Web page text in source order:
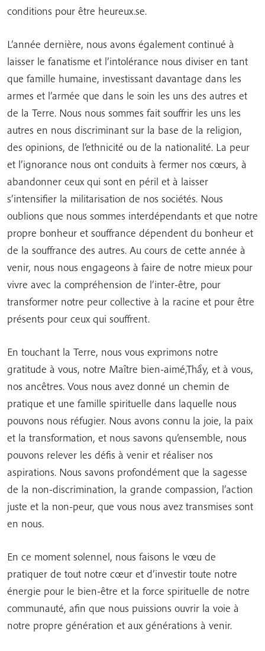
conditions pour être heureux.se.
L’année dernière, nous avons également continué à
laisser le fanatisme et l’intolérance nous diviser en tant
que famille humaine, investissant davantage dans les
armes et l’armée que dans le soin les uns des autres et
de la Terre. Nous nous sommes fait souffrir les uns les
autres en nous discriminant sur la base de la religion,
des opinions, de l’ethnicité ou de la nationalité. La peur
et l’ignorance nous ont conduits à fermer nos cœurs, à
abandonner ceux qui sont en péril et à laisser
s’intensifier la militarisation de nos sociétés. Nous
oublions que nous sommes interdépendants et que notre
propre bonheur et souffrance dépendent du bonheur et
de la souffrance des autres. Au cours de cette année à
venir, nous nous engageons à faire de notre mieux pour
vivre avec la compréhension de l’inter-être, pour
transformer notre peur collective à la racine et pour être
présents pour ceux qui souffrent.
En touchant la Terre, nous vous exprimons notre
gratitude à vous, notre Maître bien-aimé,Thầy, et à vous,
nos ancêtres. Vous nous avez donné un chemin de
pratique et une famille spirituelle dans laquelle nous
pouvons nous réfugier. Nous avons connu la joie, la paix
et la transformation, et nous savons qu’ensemble, nous
pouvons relever les défis à venir et réaliser nos
aspirations. Nous savons profondément que la sagesse
de la non-discrimination, la grande compassion, l’action
juste et la non-peur, que vous nous avez transmises sont
en nous.
En ce moment solennel, nous faisons le vœu de
pratiquer de tout notre cœur et d’investir toute notre
énergie pour le bien-être et la force spirituelle de notre
communauté, afin que nous puissions ouvrir la voie à
notre propre génération et aux générations à venir.